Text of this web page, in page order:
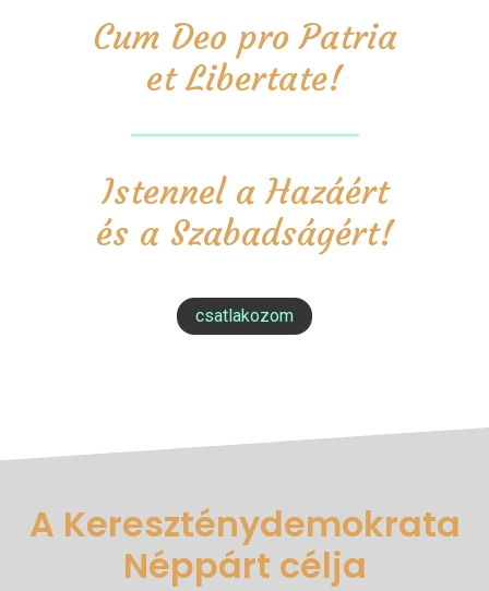
Cum Deo pro Patria
et Libertate!
Istennel a Hazáért
és a Szabadságért!
csatlakozom
A Kereszténydemokrata
Néppárt célja